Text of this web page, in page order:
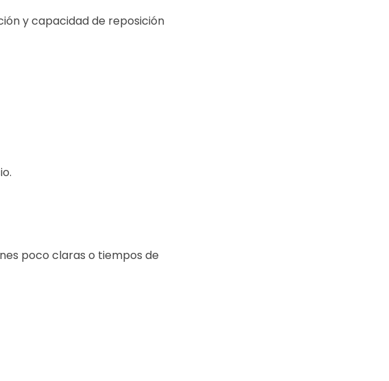
y capacidad de reposición
poco claras o tiempos de